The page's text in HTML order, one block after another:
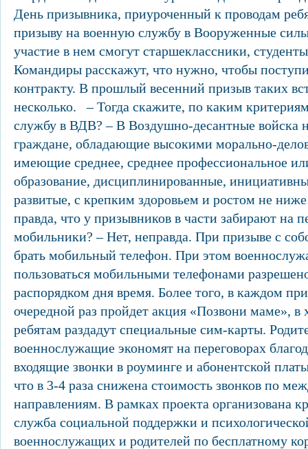
День призывника, приуроченный к проводам
призыву на военную службу в Вооруженные
участие в нем смогут старшеклассники,
Командиры расскажут, что нужно, чтобы
контракту. В прошлый весенний призыв таких
несколько. – Тогда скажите, по каким
службу в ВДВ? – В Воздушно-десантные войска
граждане, обладающие высокими морально-
имеющие среднее, среднее профессиональное
образование, дисциплинированные,
развитые, с крепким здоровьем и ростом не
правда, что у призывников в части забирают на
мобильники? – Нет, неправда. При призыве с
брать мобильный телефон. При этом
пользоваться мобильными телефонами
распорядком дня время. Более того, в каждом
очередной раз пройдет акция «Позвони маме», в
ребятам раздадут специальные сим-карты.
военнослужащие экономят на переговорах
входящие звонки в роуминге и абонентской
что в 3-4 раза снижена стоимость звонков по
направлениям. В рамках проекта организована
служба социальной поддержки и
военнослужащих и родителей по бесплатному